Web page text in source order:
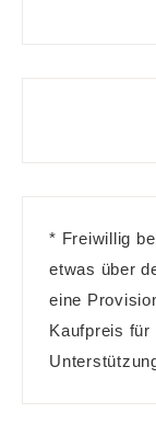
* Freiwillig
etwas über
eine
Kaufpreis für